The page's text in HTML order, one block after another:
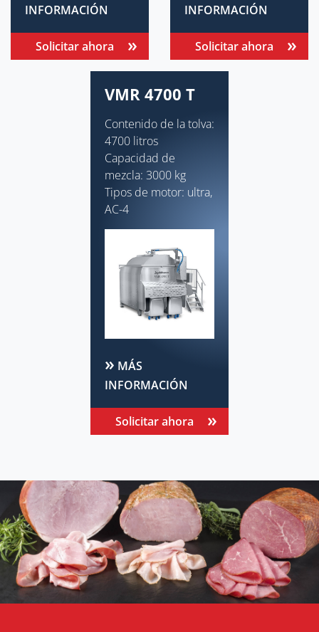
INFORMACIÓN
Solicitar ahora
INFORMACIÓN
Solicitar ahora
VMR 4700 T
Contenido de la tolva:
4700 litros
Capacidad de
mezcla: 3000 kg
Tipos de motor: ultra,
AC-4
MÁS
INFORMACIÓN
Solicitar ahora